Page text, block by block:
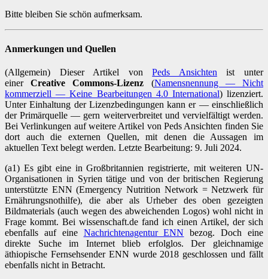
Bitte bleiben Sie schön aufmerksam.
Anmerkungen und Quellen
(Allgemein) Dieser Artikel vonPeds Ansichten ist unter
einerCreative Commons-Lizenz (Namensnennung — Nicht
kommerziell— Keine Bearbeitungen 4.0 International) lizenziert.
Unter Einhaltung der Lizenzbedingungen kann er — einschließlich
der Primärquelle — gern weiterverbreitet und vervielfältigt werden.
Bei Verlinkungen auf weitere Artikel von Peds Ansichten finden Sie
dort auch die externen Quellen, mit denen die Aussagen im
aktuellen Text belegt werden. Letzte Bearbeitung: 9. Juli 2024.
(a1) Es gibt eine in Großbritannien registrierte, mit weiteren UN-
Organisationen in Syrien tätige und von der britischen Regierung
unterstützte ENN (Emergency Nutrition Network = Netzwerk für
Ernährungsnothilfe), die aber als Urheber des oben gezeigten
Bildmaterials (auch wegen des abweichenden Logos) wohl nicht in
Frage kommt. Bei wissenschaft.de fand ich einen Artikel, der sich
ebenfalls auf eine Nachrichtenagentur ENN bezog. Doch eine
direkte Suche im Internet blieb erfolglos. Der gleichnamige
äthiopische Fernsehsender ENN wurde 2018 geschlossen und fällt
ebenfalls nicht in Betracht.